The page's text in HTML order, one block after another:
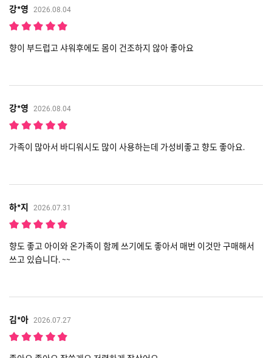
강*영 2026.08.04
향이 부드럽고 샤워후에도 몸이 건조하지 않아 좋아요
강*영 2026.08.04
가족이 많아서 바디워시도 많이 사용하는데 가성비좋고 향도 좋아요.
하*지 2026.07.31
향도 좋고 아이와 온가족이 함께 쓰기에도 좋아서 매번 이것만 구매해서
쓰고 있습니다. ~~
김*아 2026.07.27